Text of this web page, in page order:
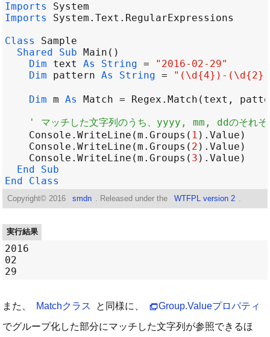
Imports
System
Imports
System . Text . RegularExpressions
Class
Sample
Shared
Sub Main
Dim
text As String =
"2016-02-29"
Dim
pattern As String = "(\d{4})-
Dim m As Match = Regex . Match ( text ,
' マッチした文字列のうち、yyyy, mm, ddのそれぞ
Console . WriteLine (m . Groups ( 1 ) . Value
Console . WriteLine (m . Groups ( 2 ) . Value
Console . WriteLine (m . Groups ( 3 ) . Value
End
Sub
End
Class
Copyright© 2016 smdn . Released under the WTFPL version 2 .
実行結果
2016
02
また、 Matchクラス と同様に、
Group.Valueプロパティ
でグループ化した部分にマッチした文字列が参照できるほ